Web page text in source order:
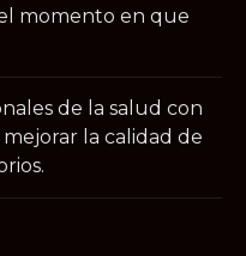
momento en que
de la salud con
la calidad de